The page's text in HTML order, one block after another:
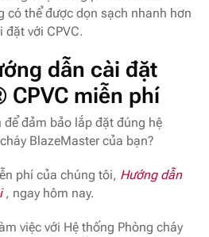
có thể được dọn sạch nhanh hơn
đặt với CPVC.
dẫn cài đặt
CPVC miễn phí
đảm bảo lắp đặt đúng hệ
BlazeMaster của bạn?
phí của chúng tôi, Hướng dẫn
, ngay hôm nay.
việc với Hệ thống Phòng cháy